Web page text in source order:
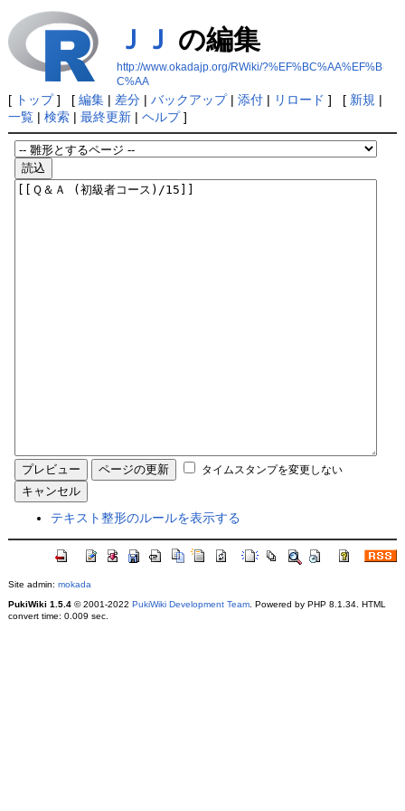
ＪＪ の編集
http://www.okadajp.org/RWiki/?%EF%BC%AA%EF%B
C%AA
[ トップ] [ 編集| 差分| バックアップ| 添付| リロード ] [ 新規 |
一覧| 検索| 最終更新| ヘルプ]
タイムスタンプを変更しない
テキスト整形のルールを表示する
Site admin: mokada
PukiWiki 1.5.4© 2001-2022 PukiWiki Development Team. Powered by PHP 8.1.34. HTML
convert time: 0.009 sec.